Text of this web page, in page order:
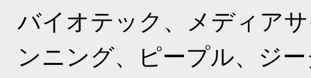
バイオテック、メディア
ンニング、ピープル、ジ